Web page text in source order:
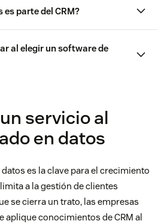
es parte del CRM?
al elegir un software de
servicio al
en datos
es la clave para el crecimiento
a la gestión de clientes
se cierra un trato, las empresas
aplique conocimientos de CRM al